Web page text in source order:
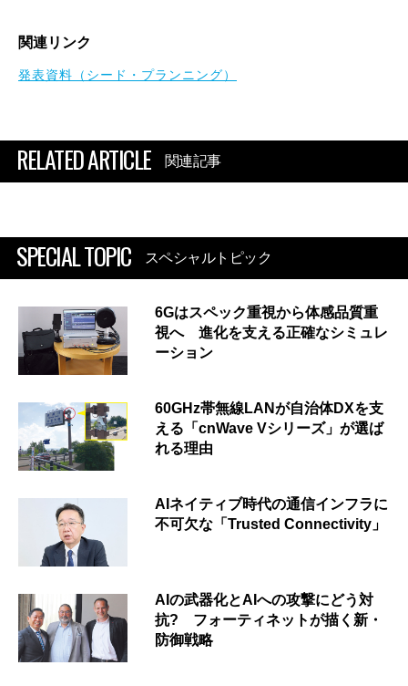
関連リンク
発表資料（シード・プランニング）
RELATED ARTICLE 関連記事
SPECIAL TOPIC スペシャルトピック
6Gはスペック重視から体感品質重
視へ 進化を支える正確なシミュレ
ーション
60GHz帯無線LANが自治体DXを支
える「cnWave Vシリーズ」が選ば
れる理由
AIネイティブ時代の通信インフラに
不可欠な「Trusted Connectivity」
AIの武器化とAIへの攻撃にどう対
抗? フォーティネットが描く新・
防御戦略